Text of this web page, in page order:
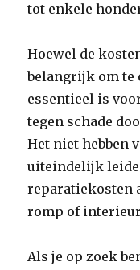
tot enkele
Hoewel de
belangrijk om te
essentieel is
tegen schade
Het niet hebben
uiteindelijk
reparatiekosten
romp of
Als je op zoek